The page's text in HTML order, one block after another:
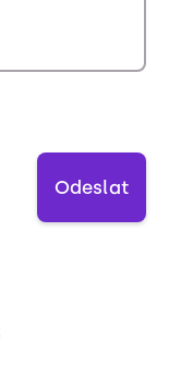
Odeslat